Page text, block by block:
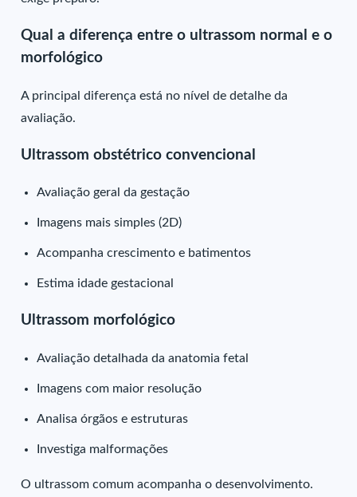
Qual a diferença entre o ultrassom normal e o
morfológico
A principal diferença está no nível de detalhe da
avaliação.
Ultrassom obstétrico convencional
Avaliação geral da gestação
Imagens mais simples (2D)
Acompanha crescimento e batimentos
Estima idade gestacional
Ultrassom morfológico
Avaliação detalhada da anatomia fetal
Imagens com maior resolução
Analisa órgãos e estruturas
Investiga malformações
O ultrassom comum acompanha o desenvolvimento.